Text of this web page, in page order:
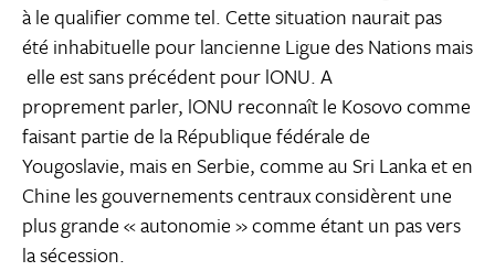
à le qualifier comme tel. Cette situation naurait pas
été inhabituelle pour lancienne Ligue des Nations mais
elle est sans précédent pour lONU. A
proprement parler, lONU reconnaît le Kosovo comme
faisant partie de la République fédérale de
Yougoslavie, mais en Serbie, comme au Sri Lanka et en
Chine les gouvernements centraux considèrent une
plus grande « autonomie » comme étant un pas vers
la sécession.